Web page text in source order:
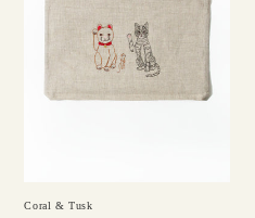
Coral & Tusk